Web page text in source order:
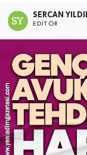
SERCAN
EDITÖR
SAĞLIK
GÜNCEL
RESMİ
Künye